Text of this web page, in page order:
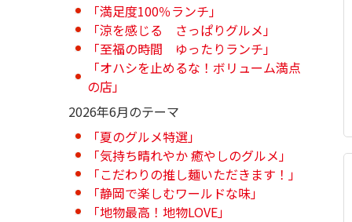
「満足度100％ランチ」
「涼を感じる さっぱりグルメ」
「至福の時間 ゆったりランチ」
「オハシを止めるな！ボリューム満点
の店」
2026年6月のテーマ
「夏のグルメ特選」
「気持ち晴れやか 癒やしのグルメ」
「こだわりの推し麺いただきます！」
「静岡で楽しむワールドな味」
「地物最高！地物LOVE」